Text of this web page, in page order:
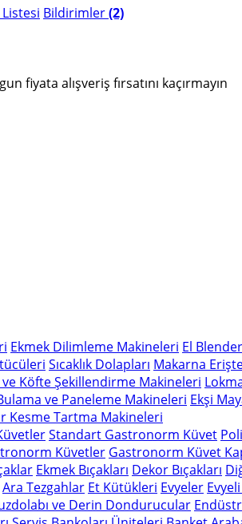
Bildirimler(2)
fiyata alışveriş fırsatını kaçırmayın
Ekmek Dilimleme Makineleri El
Sıcaklık Dolapları Makarna
Köfte Şekillendirme Makineleri
ve Paneleme Makineleri Ekşi
Kesme Tartma Makineleri
Standart Gastronorm Küvet
Küvetler Gastronorm Küvet
Ekmek Bıçakları Dekor Bıçakları
Ara Tezgahlar Et Kütükleri Evyeler
ve Derin Dondurucular